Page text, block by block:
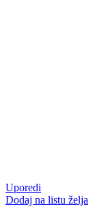
Uporedi
Dodaj na listu želja